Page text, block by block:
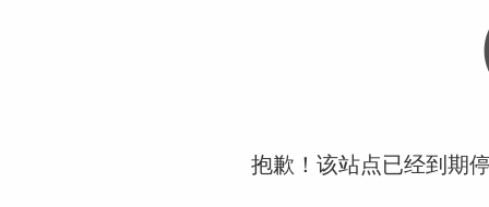
抱歉！该站点已经到期